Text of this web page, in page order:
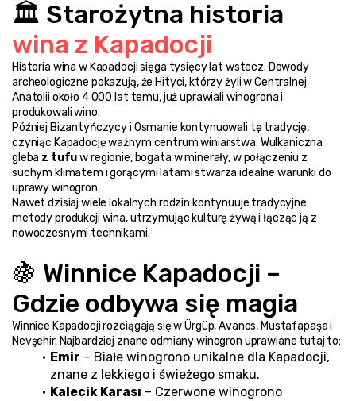
wina z Kapadocji
Historia wina w Kapadocji sięga tysięcy lat wstecz. Dowody
archeologiczne pokazują, że Hityci, którzy żyli w Centralnej
Anatolii około 4 000 lat temu, już uprawiali winogrona i
produkowali wino.
Później Bizantyńczycy i Osmanie kontynuowali tę tradycję,
czyniąc Kapadocję ważnym centrum winiarstwa. Wulkaniczna
gleba z tufu w regionie, bogata w minerały, w połączeniu z
suchym klimatem i gorącymi latami stwarza idealne warunki do
uprawy winogron.
Nawet dzisiaj wiele lokalnych rodzin kontynuuje tradycyjne
metody produkcji wina, utrzymując kulturę żywą i łącząc ją z
nowoczesnymi technikami.
🍇 Winnice Kapadocji –
Gdzie odbywa się magia
Winnice Kapadocji rozciągają się w Ürgüp, Avanos, Mustafapaşa i
Nevşehir. Najbardziej znane odmiany winogron uprawiane tutaj to:
Emir – Białe winogrono unikalne dla Kapadocji,
znane z lekkiego i świeżego smaku.
Kalecik Karası – Czerwone winogrono